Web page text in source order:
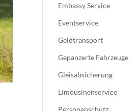
Embassy Service
Eventservice
Geldtransport
Gepanzerte Fahrzeuge
Gleisabsicherung
Limousinenservice
Personenschutz